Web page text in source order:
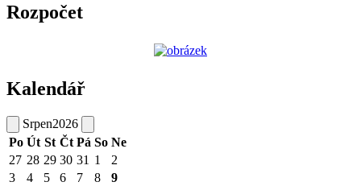
Rozpočet
Kalendář
Srpen2026
Po Út St Čt Pá So Ne
27 28 29 30 31 1
2
3
4 5 6 7 8
9